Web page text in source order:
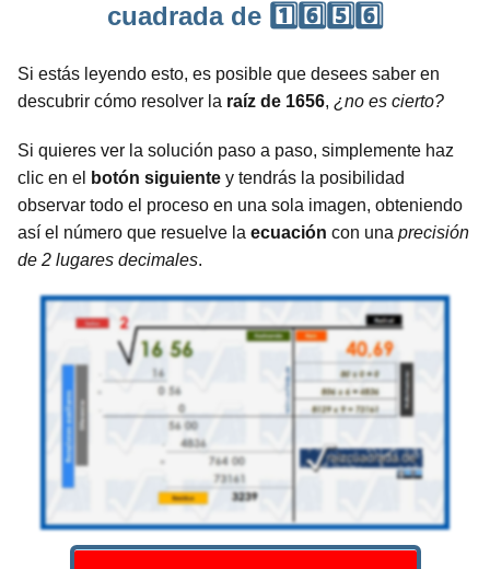
cuadrada de 1️⃣6️⃣5️⃣6️⃣
Si estás leyendo esto, es posible que desees saber en
descubrir cómo resolver la raíz de 1656, ¿no es cierto?
Si quieres ver la solución paso a paso, simplemente haz
clic en el
botón siguiente y tendrás la posibilidad
observar todo el proceso en una sola imagen, obteniendo
así el número que resuelve la ecuación con una precisión
de 2 lugares decimales.